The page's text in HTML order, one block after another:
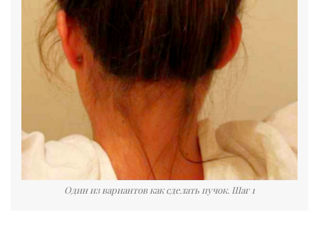
Один из вариантов как сделать пучок. Шаг 1